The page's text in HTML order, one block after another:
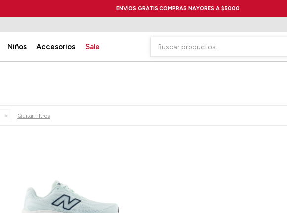
ENVÍOS GRATIS COMPRAS MAYORES A $5000
Niños Accesorios Sale
Quitar filtros